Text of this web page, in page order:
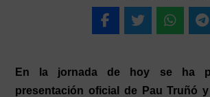
En la jornada de hoy se ha
presentación oficial de Pau Truñó